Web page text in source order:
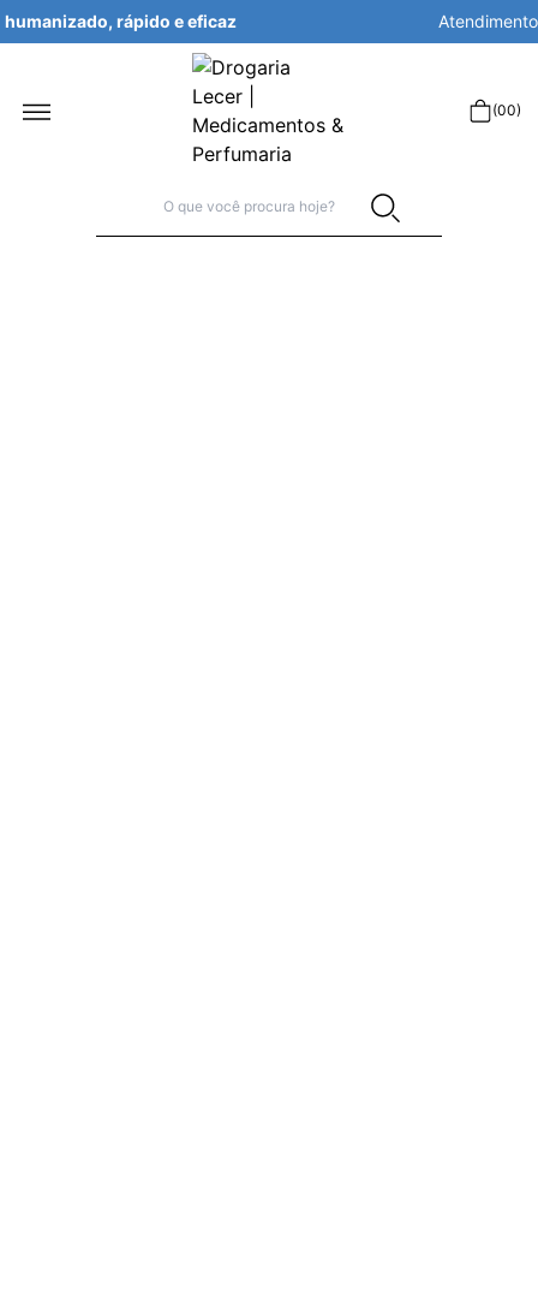
Atendimentohumanizado, rápido e eficaz
(00)